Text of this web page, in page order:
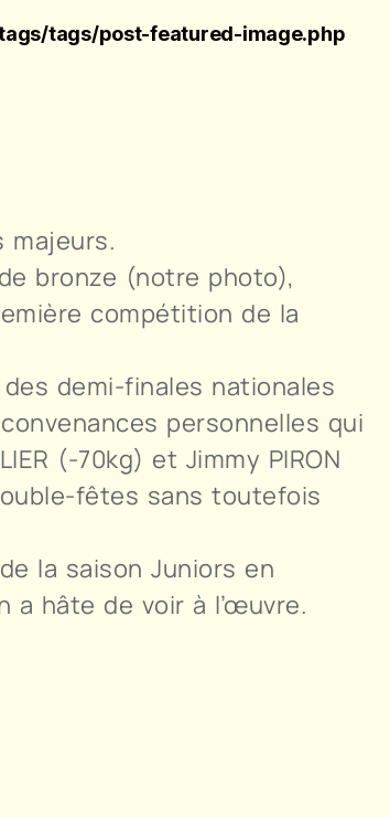
tags/post-featured-image.php
majeurs.
bronze (notre photo),
compétition de la
demi-finales nationales
personnelles qui
(-70kg) et Jimmy PIRON
fêtes sans toutefois
la saison Juniors en
a hâte de voir à l’œuvre.